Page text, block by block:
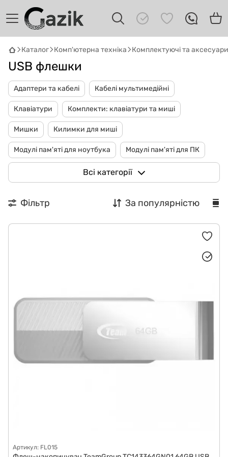
Каталог Комп'ютерна техніка Комплектуючі та аксесуари
USB флешки
Адаптери та кабелі Кабелі мультимедійні
Клавіатури Комплекти: клавіатури та миші
Мишки Килимки для миші
Модулі пам'яті для ноутбука Модулі пам'яті для ПК
Жорсткі диски
USB флешки Веб-камери
Всі категорії
Фільтр За популярністю
Артикул: FL015
GAZIKAI
Онлайн · пошук техніки
Привіт! 👋 Я Gazik AI — допоможу
підібрати вживану комп'ютерну техніку.
Що шукаєш?